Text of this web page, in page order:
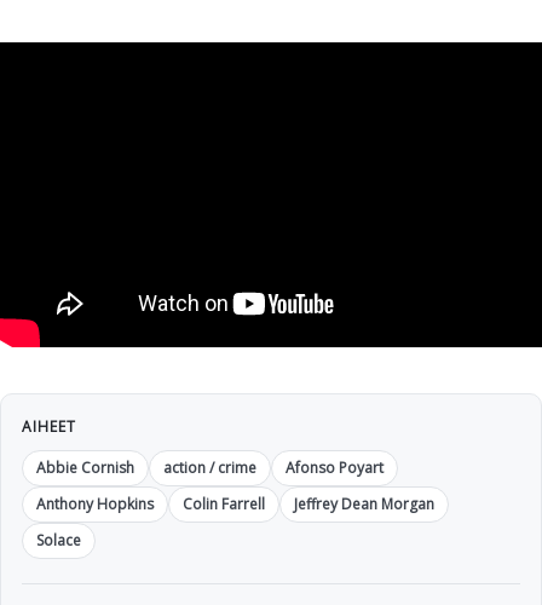
AIHEET
Abbie Cornish
action / crime
Afonso Poyart
Anthony Hopkins
Colin Farrell
Jeffrey Dean Morgan
Solace